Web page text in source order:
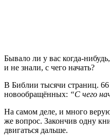
Бывало ли у вас когда-
и не знали, с чего начать?
В Библии тысячи страниц.
новообращённых: “С чего
На самом деле, и много
же вопрос. Закончив одну
двигаться дальше.